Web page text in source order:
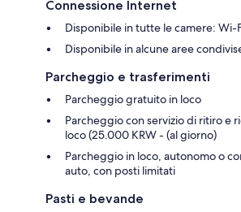
Connessione Internet
Disponibile in tutte le camere: Wi-
Disponibile in alcune aree
Parcheggio e trasferimenti
Parcheggio gratuito in loco
Parcheggio con servizio di ritiro e
loco (25.000 KRW - (al giorno)
Parcheggio in loco, autonomo o
auto, con posti limitati
Pasti e bevande